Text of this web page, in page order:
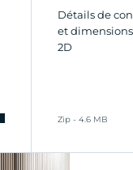
Détails de
et
2D
Zip - 4.6 MB